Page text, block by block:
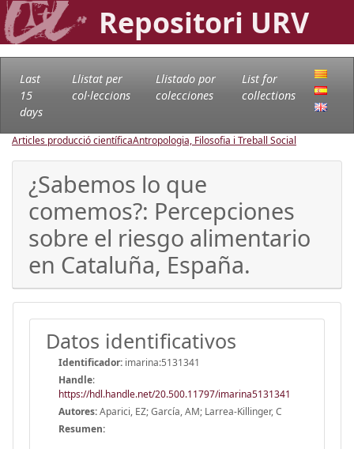
Repositori URV
Last
15
days
Llistat per
col·leccions
Llistado por
colecciones
List for
collections
Articles producció científicaAntropologia, Filosofia i Treball Social
¿Sabemos lo que
comemos?: Percepciones
sobre el riesgo alimentario
en Cataluña, España.
Datos identificativos
Identificador: imarina:5131341
Handle:
https://hdl.handle.net/20.500.11797/imarina5131341
Autores:Aparici, EZ; García, AM; Larrea-Killinger, C
Resumen: